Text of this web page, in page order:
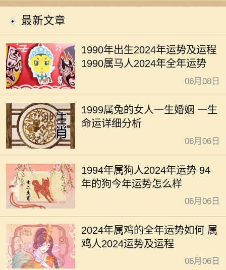
开运
最新文章
1990年出生2024年运势及运程
1990属马人2024年全年运势
06月08日
1999属兔的女人一生婚姻 一生
命运详细分析
06月06日
1994年属狗人2024年运势 94
年的狗今年运势怎么样
06月06日
2024年属鸡的全年运势如何 属
鸡人2024运势及运程
06月06日